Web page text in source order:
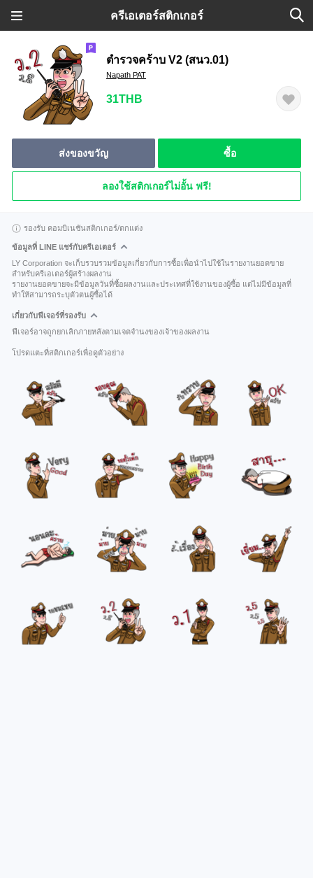
ครีเอเตอร์สติกเกอร์
ตำรวจคร้าบ V2 (สนว.01)
Napath PAT
31THB
ส่งของขวัญ ซื้อ
ลองใช้สติกเกอร์ไม่อั้น ฟรี!
รองรับ คอมบิเนชันสติกเกอร์/ตกแต่ง
ข้อมูลที่ LINE แชร์กับครีเอเตอร์
LY Corporation จะเก็บรวบรวมข้อมูลเกี่ยวกับการซื้อเพื่อนำไปใช้ในรายงานยอดขาย
สำหรับครีเอเตอร์ผู้สร้างผลงาน
รายงานยอดขายจะมีข้อมูลวันที่ซื้อผลงานและประเทศที่ใช้งานของผู้ซื้อ แต่ไม่มีข้อมูลที่
ทำให้สามารถระบุตัวตนผู้ซื้อได้
เกี่ยวกับฟีเจอร์ที่รองรับ
ฟีเจอร์อาจถูกยกเลิกภายหลังตามเจตจำนงของเจ้าของผลงาน
โปรดแตะที่สติกเกอร์เพื่อดูตัวอย่าง